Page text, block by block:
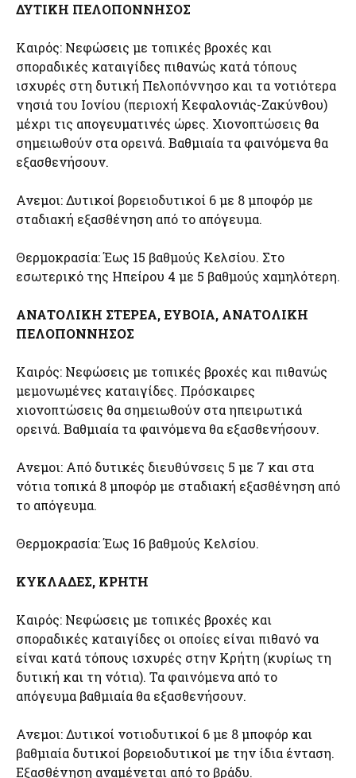
ΔΥΤΙΚΗ ΠΕΛΟΠΟΝΝΗΣΟΣ
Καιρός: Νεφώσεις με τοπικές βροχές και
σποραδικές καταιγίδες πιθανώς κατά τόπους
ισχυρές στη δυτική Πελοπόννησο και τα νοτιότερα
νησιά του Ιονίου (περιοχή Κεφαλονιάς-Ζακύνθου)
μέχρι τις απογευματινές ώρες. Χιονοπτώσεις θα
σημειωθούν στα ορεινά. Βαθμιαία τα φαινόμενα θα
εξασθενήσουν.
Ανεμοι: Δυτικοί βορειοδυτικοί 6 με 8 μποφόρ με
σταδιακή εξασθένηση από το απόγευμα.
Θερμοκρασία: Έως 15 βαθμούς Κελσίου. Στο
εσωτερικό της Ηπείρου 4 με 5 βαθμούς χαμηλότερη.
ΑΝΑΤΟΛΙΚΗ ΣΤΕΡΕΑ, ΕΥΒΟΙΑ, ΑΝΑΤΟΛΙΚΗ
ΠΕΛΟΠΟΝΝΗΣΟΣ
Καιρός: Νεφώσεις με τοπικές βροχές και πιθανώς
μεμονωμένες καταιγίδες. Πρόσκαιρες
χιονοπτώσεις θα σημειωθούν στα ηπειρωτικά
ορεινά. Βαθμιαία τα φαινόμενα θα εξασθενήσουν.
Ανεμοι: Από δυτικές διευθύνσεις 5 με 7 και στα
νότια τοπικά 8 μποφόρ με σταδιακή εξασθένηση από
το απόγευμα.
Θερμοκρασία: Έως 16 βαθμούς Κελσίου.
ΚΥΚΛΑΔΕΣ, ΚΡΗΤΗ
Καιρός: Νεφώσεις με τοπικές βροχές και
σποραδικές καταιγίδες οι οποίες είναι πιθανό να
είναι κατά τόπους ισχυρές στην Κρήτη (κυρίως τη
δυτική και τη νότια). Τα φαινόμενα από το
απόγευμα βαθμιαία θα εξασθενήσουν.
Ανεμοι: Δυτικοί νοτιοδυτικοί 6 με 8 μποφόρ και
βαθμιαία δυτικοί βορειοδυτικοί με την ίδια ένταση.
Εξασθένηση αναμένεται από το βράδυ.